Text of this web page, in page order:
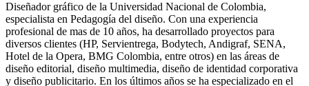
Diseñador gráfico de la Universidad Nacional de Colombia,
especialista en Pedagogía del diseño. Con una experiencia
profesional de mas de 10 años, ha desarrollado proyectos para
diversos clientes (HP, Servientrega, Bodytech, Andigraf, SENA,
Hotel de la Opera, BMG Colombia, entre otros) en las áreas de
diseño editorial, diseño multimedia, diseño de identidad corporativa
y diseño publicitario. En los últimos años se ha especializado en el